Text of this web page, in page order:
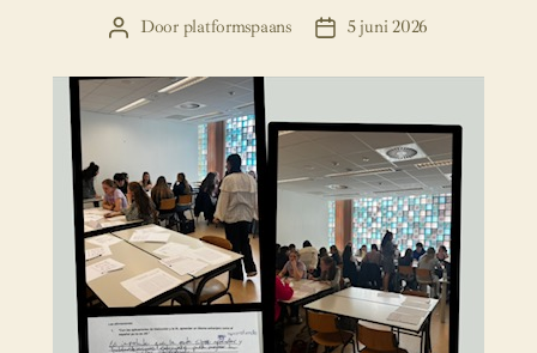
Berichtauteur
Door platformspaans Berichtdatum
5 juni 2026